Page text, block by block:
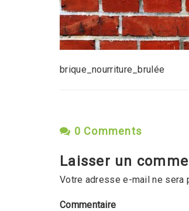
brique_nourriture_brulée
0 Comments
Laisser un
Votre adresse e-mail ne sera
Commentaire